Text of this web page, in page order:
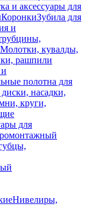
и аксессуары для
КоронкиЗубила для
и
Молотки, кувалды,
рашпили
полотна для
насадки,
круги,
для
Нивелиры,